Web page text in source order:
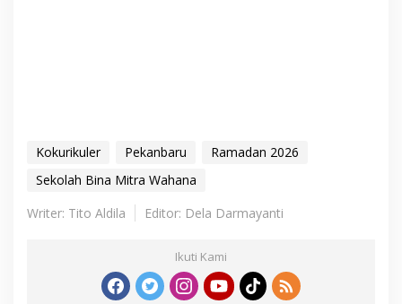
Kokurikuler Pekanbaru
Ramadan 2026
Sekolah Bina Mitra Wahana
Writer: Tito Aldila
Editor: Dela Darmayanti
Ikuti Kami